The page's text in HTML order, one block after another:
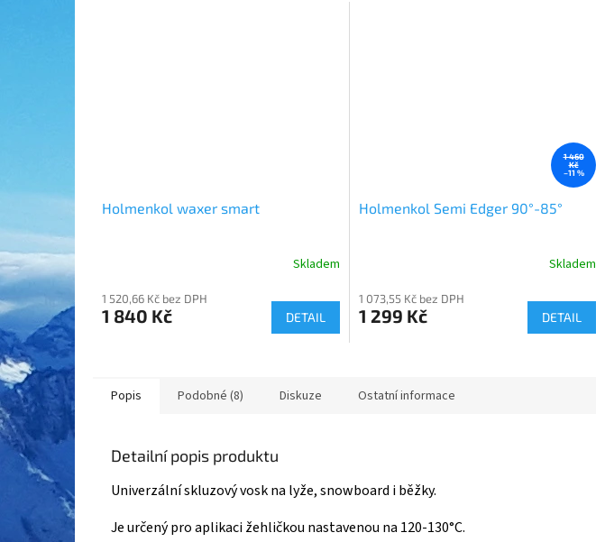
Holmenkol waxer smart
Skladem
1 520,66 Kč bez DPH
1 840 Kč DETAIL
1 460
Kč
–11 %
Holmenkol Semi Edger 90°-85°
Skladem
1 073,55 Kč bez DPH
1 299 Kč DETAIL
Popis Podobné (8) Diskuze Ostatní informace
Detailní popis produktu
Univerzální skluzový vosk na lyže, snowboard i běžky.
Je určený pro aplikaci žehličkou nastavenou na 120-130°C.